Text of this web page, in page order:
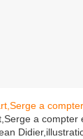
a compter